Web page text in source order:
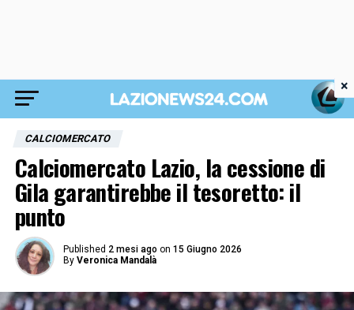
CALCIOMERCATO
Calciomercato Lazio, la cessione di
Gila garantirebbe il tesoretto: il
punto
Published 2 mesi ago on 15 Giugno 2026
By Veronica Mandalà
×